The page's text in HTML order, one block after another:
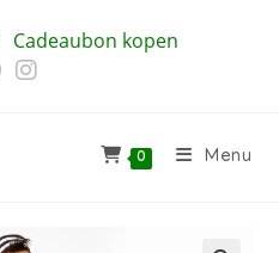
Cadeaubon kopen
0 Menu